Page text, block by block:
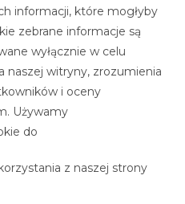
informacji, które mogłyby
zebrane informacje są
wyłącznie w celu
naszej witryny, zrozumienia
i oceny
Używamy
do
z naszej strony